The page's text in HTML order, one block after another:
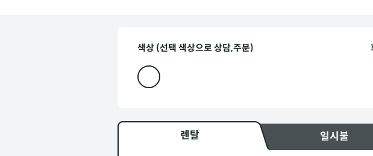
색상 (선택 색상으로 상담,주문)
렌탈 일시불